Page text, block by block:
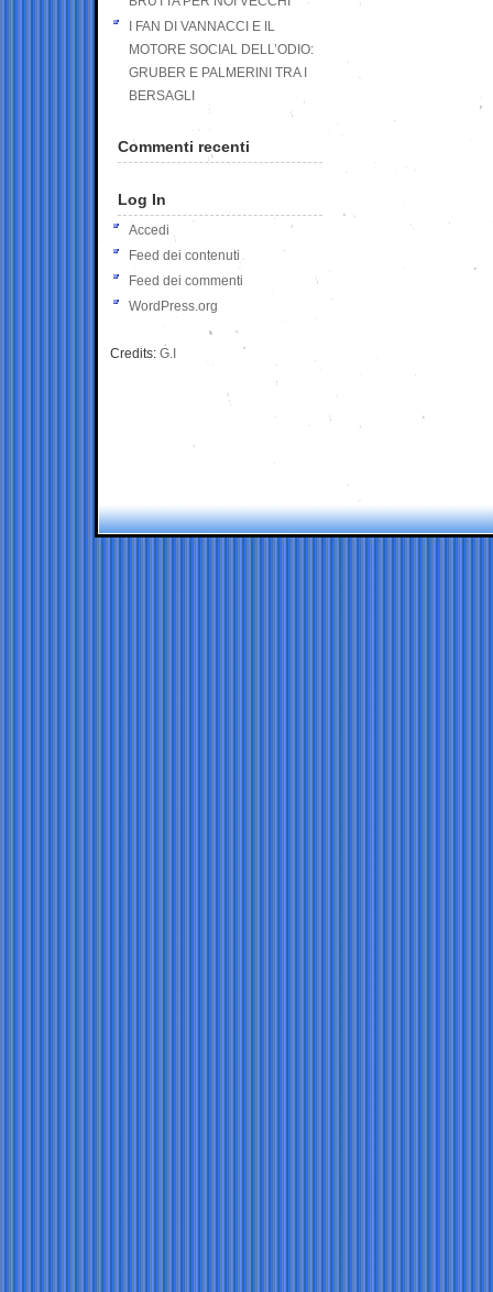
I FAN DI VANNACCI E IL
MOTORE SOCIAL DELL’ODIO:
GRUBER E PALMERINI TRA I
BERSAGLI
Commenti recenti
Log In
Accedi
Feed dei contenuti
Feed dei commenti
WordPress.org
Credits: G.I